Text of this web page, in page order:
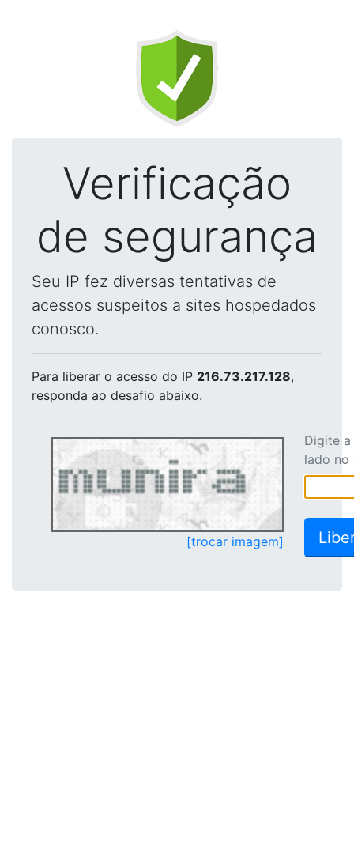
Verificação
de segurança
Seu IP fez diversas tentativas de
acessos suspeitos a sites hospedados
conosco.
Para liberar o acesso do IP 216.73.217.128,
responda ao desafio abaixo.
[trocar imagem]
Digite
lado no